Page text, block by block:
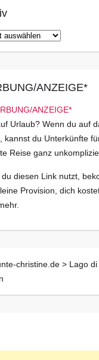
ANZEIGE*
Urlaub? Wenn du auf
kannst du Unterkünfte
Reise ganz
diesen Link nutzt,
Provision, dich
christine.de > Lago